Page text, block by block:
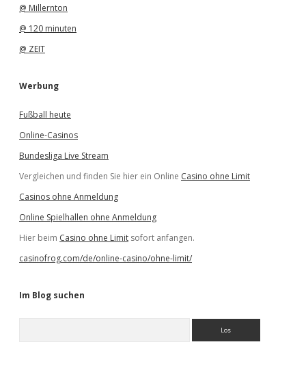
@ Millernton
@ 120 minuten
@ ZEIT
Werbung
Fußball heute
Online-Casinos
Bundesliga Live Stream
Vergleichen und finden Sie hier ein Online Casino ohne Limit
Casinos ohne Anmeldung
Online Spielhallen ohne Anmeldung
Hier beim Casino ohne Limit sofort anfangen.
casinofrog.com/de/online-casino/ohne-limit/
Im Blog suchen